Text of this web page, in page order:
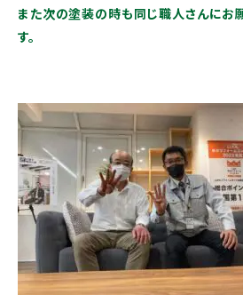
また次の塗装の時も同じ職人さんにお
す。